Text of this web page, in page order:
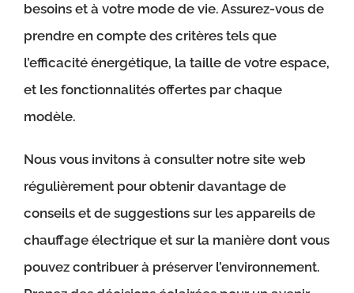
besoins et à votre mode de vie. Assurez-vous de
prendre en compte des critères tels que
l’efficacité énergétique, la taille de votre espace,
et les fonctionnalités offertes par chaque
modèle.
Nous vous invitons à consulter notre site web
régulièrement pour obtenir davantage de
conseils et de suggestions sur les appareils de
chauffage électrique et sur la manière dont vous
pouvez contribuer à préserver l’environnement.